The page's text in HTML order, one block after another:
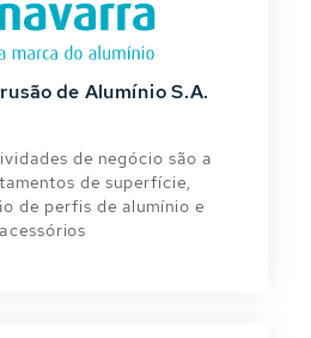
de Alumínio S.A.
de negócio são a
de superfície,
de perfis de alumínio e
acessórios